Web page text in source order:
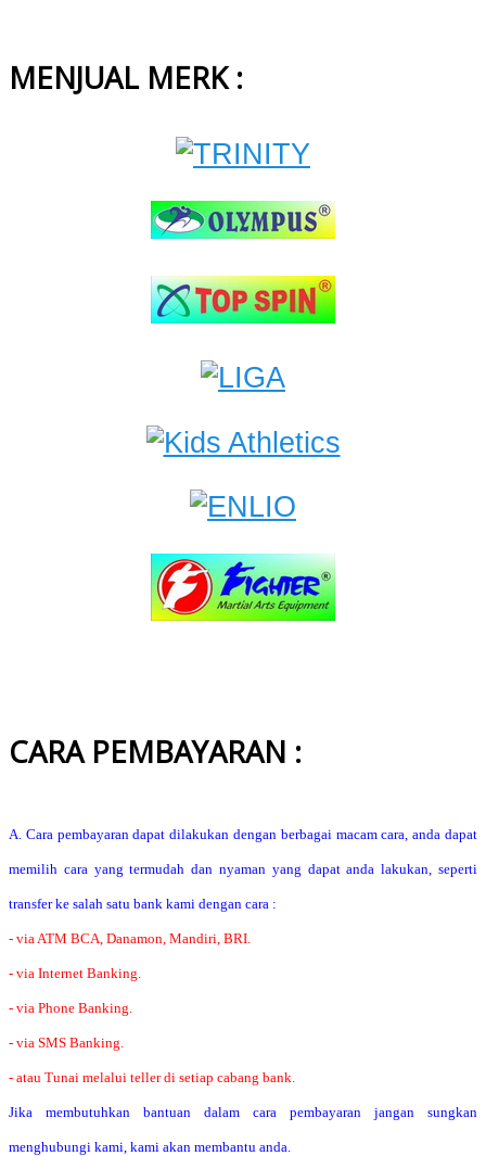
MENJUAL MERK :
CARA PEMBAYARAN :
A. Cara pembayaran dapat dilakukan dengan berbagai macam cara, anda dapat
memilih cara yang termudah dan nyaman yang dapat anda lakukan, seperti
transfer ke salah satu bank kami dengan cara :
- via ATM BCA, Danamon, Mandiri, BRI.
- via Internet Banking.
- via Phone Banking.
- via SMS Banking.
- atau Tunai melalui teller di setiap cabang bank.
Jika membutuhkan bantuan dalam cara pembayaran jangan sungkan
menghubungi kami, kami akan membantu anda.